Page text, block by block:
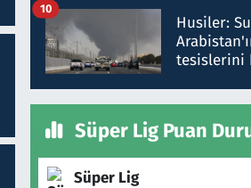
talimat
gönderdim
Husiler:
tesislerini
10
Süper Lig Puan
Süper Lig